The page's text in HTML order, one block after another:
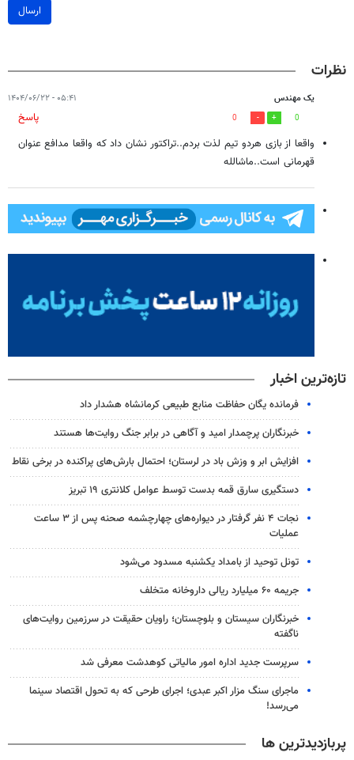
ارسال
نظرات
یک مهندس ۰۵:۴۱ - ۱۴۰۴/۰۶/۲۲
0
0
پاسخ
واقعا از بازی هردو تیم لذت بردم..تراکتور نشان داد که واقعا مدافع عنوان
قهرمانی است..ماشالله
تازه‌ترین اخبار
فرمانده یگان حفاظت منابع طبیعی کرمانشاه هشدار داد
خبرنگاران پرچمدار امید و آگاهی در برابر جنگ روایت‌ها هستند
افزایش ابر و وزش باد در لرستان؛ احتمال بارش‌های پراکنده در برخی نقاط
دستگیری سارق قمه بدست توسط عوامل کلانتری ۱۹ تبریز
نجات ۴ نفر گرفتار در دیواره‌های چهارچشمه صحنه پس از ۳ ساعت
عملیات
تونل توحید از بامداد یکشنبه مسدود می‌شود
جریمه ۶۰ میلیارد ریالی داروخانه متخلف
خبرنگاران سیستان و بلوچستان؛ راویان حقیقت در سرزمین روایت‌های
ناگفته
سرپرست جدید اداره امور مالیاتی کوهدشت معرفی شد
ماجرای سنگ مزار اکبر عبدی؛ اجرای طرحی که به تحول اقتصاد سینما
می‌رسد!
پربازدیدترین ها